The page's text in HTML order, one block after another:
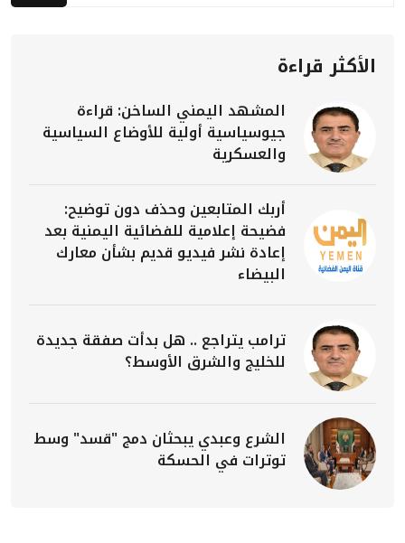
الأكثر قراءة
المشهد اليمني الساخن: قراءة
جيوسياسية أولية للأوضاع السياسية
والعسكرية
أربك المتابعين وحذف دون توضيح:
فضيحة إعلامية للفضائية اليمنية بعد
إعادة نشر فيديو قديم بشأن معارك
البيضاء
ترامب يتراجع .. هل بدأت صفقة جديدة
للخليج والشرق الأوسط؟
الشرع وعبدي يبحثان دمج "قسد" وسط
توترات في الحسكة